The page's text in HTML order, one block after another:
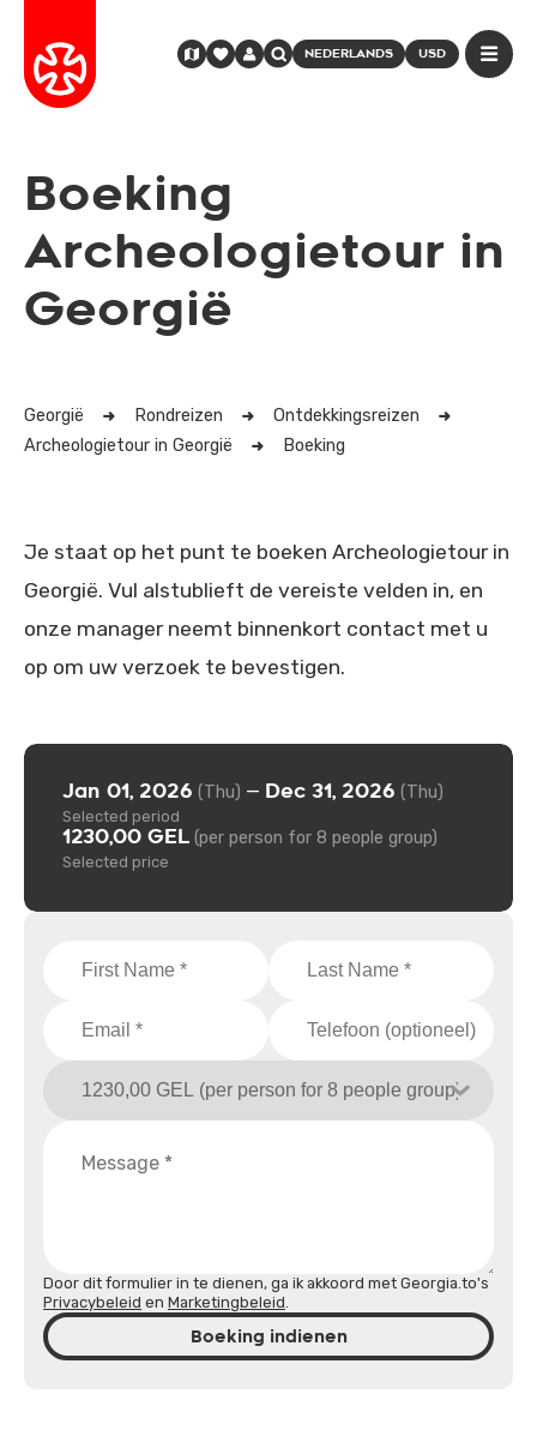
NEDERLANDS USD
Boeking
Archeologietour in
Georgië
Georgië Rondreizen
Ontdekkingsreizen
Archeologietour in Georgië
Boeking
Je staat op het punt te boeken Archeologietour in
Georgië. Vul alstublieft de vereiste velden in, en
onze manager neemt binnenkort contact met u
op om uw verzoek te bevestigen.
Door dit formulier in te dienen, ga ik akkoord met Georgia.to's
Privacybeleid en Marketingbeleid.
Boeking indienen
Jan 01, 2026 (Thu) — Dec 31, 2026 (Thu)
Selected period
1230,00 GEL (per person for 8 people group)
Selected price